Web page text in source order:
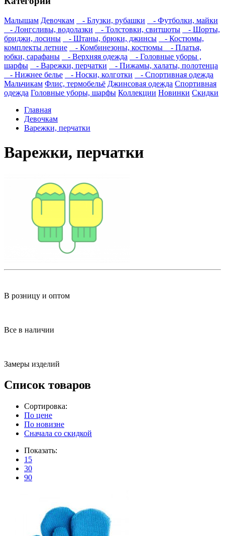
Малышам Девочкам - Блузки, рубашки
- Футболки, майки
- Лонгсливы, водолазки
- Толстовки, свитшоты
- Шорты,
бриджи, лосины
- Штаны, брюки, джинсы
- Костюмы,
комплекты летние
- Комбинезоны, костюмы
- Платья,
юбки, сарафаны
- Верхняя одежда
- Головные уборы ,
шарфы
- Варежки, перчатки
- Пижамы, халаты, полотенца
- Нижнее белье
- Носки, колготки
- Спортивная одежда
Мальчикам Флис, термобельё Джинсовая одежда Спортивная
одежда Головные уборы, шарфы Коллекции Новинки Скидки
Главная
Девочкам
Варежки, перчатки
Варежки, перчатки
В розницу и оптом
Все в наличии
Замеры изделий
Список товаров
Сортировка:
По цене
По новизне
Сначала со скидкой
Показать:
15
30
90